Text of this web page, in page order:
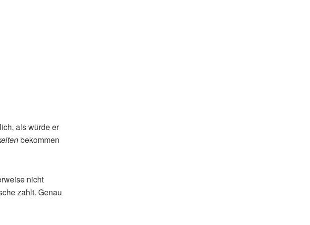
als würde er
bekommen
nicht
zahlt. Genau